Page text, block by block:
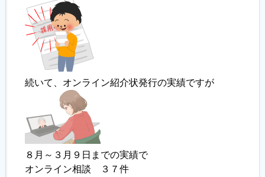
続いて、オンライン紹介状発行の実績ですが
８月～３月９日までの実績で
オンライン相談 ３７件